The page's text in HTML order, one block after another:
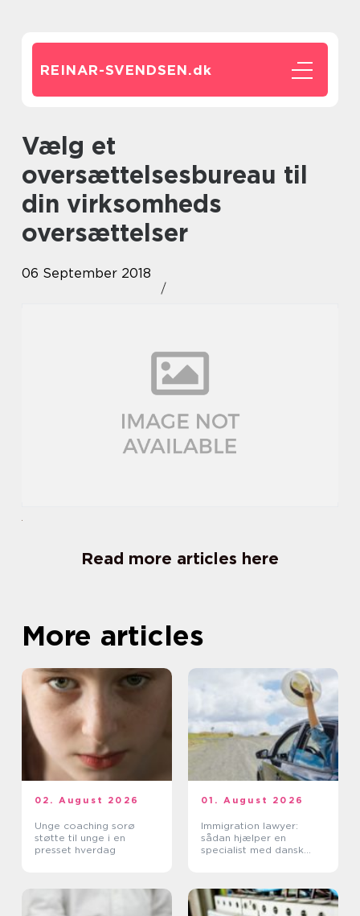
REINAR-SVENDSEN.dk
Vælg et
oversættelsesbureau til
din virksomheds
oversættelser
06 September 2018
Read more articles here
More articles
02. August 2026
Unge coaching sorø
støtte til unge i en
presset hverdag
01. August 2026
Immigration lawyer:
sådan hjælper en
specialist med dansk